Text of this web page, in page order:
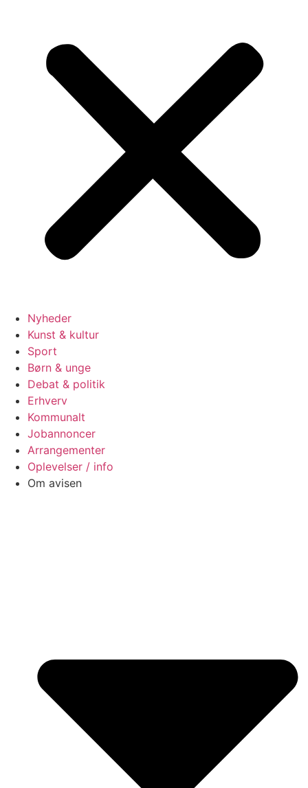
Nyheder
Kunst & kultur
Sport
Børn & unge
Debat & politik
Erhverv
Kommunalt
Jobannoncer
Arrangementer
Oplevelser / info
Om avisen